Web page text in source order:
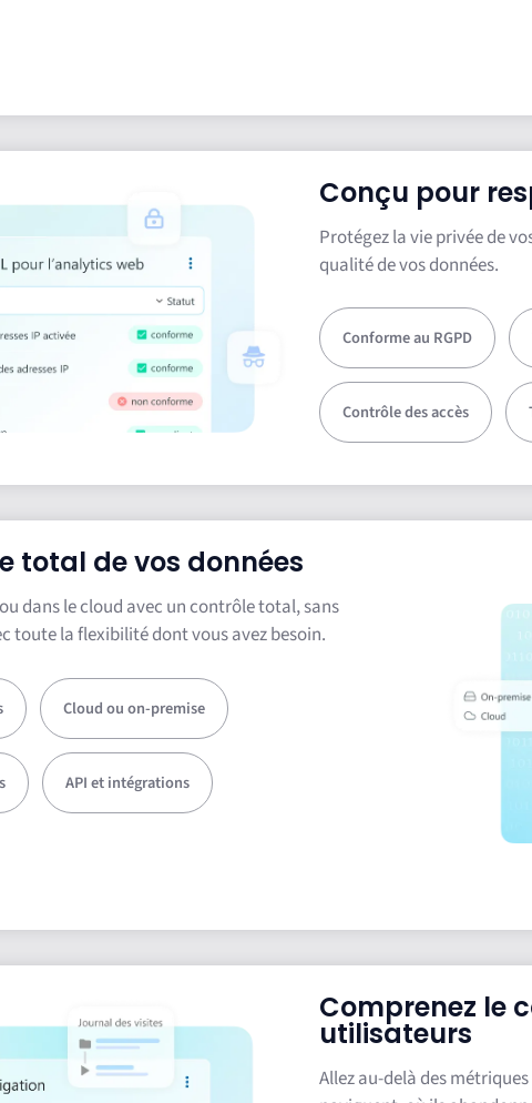
Conçu pour
Protégez la vie privée de
qualité de vos données.
Conforme au RGPD
Contrôle des accès
total de vos données
dans le cloud avec un contrôle total, sans
toute la flexibilité dont vous avez besoin.
Cloud ou on-premise
API et intégrations
Comprenez le
utilisateurs
Allez au-delà des